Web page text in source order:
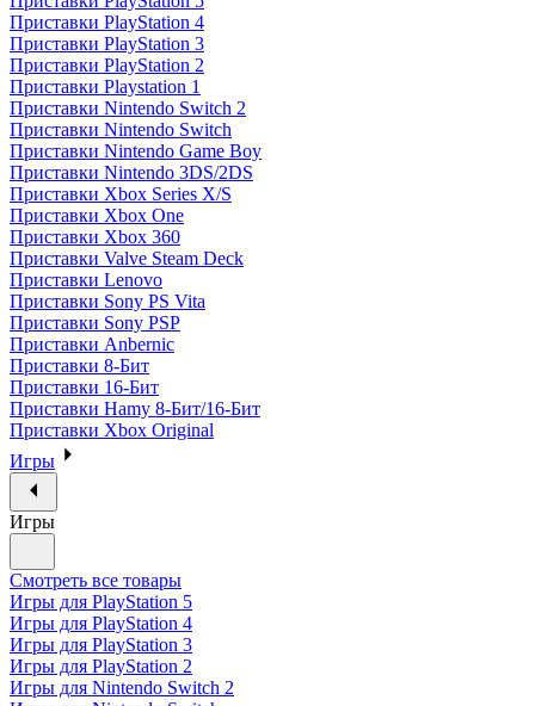
Приставки PlayStation 4
Приставки PlayStation 3
Приставки PlayStation 2
Приставки Playstation 1
Приставки Nintendo Switch 2
Приставки Nintendo Switch
Приставки Nintendo Game Boy
Приставки Nintendo 3DS/2DS
Приставки Xbox Series X/S
Приставки Xbox One
Приставки Xbox 360
Приставки Valve Steam Deck
Приставки Lenovo
Приставки Sony PS Vita
Приставки Sony PSP
Приставки Anbernic
Приставки 8-Бит
Приставки 16-Бит
Приставки Hamy 8-Бит/16-Бит
Приставки Xbox Original
Игры
Игры
Смотреть все товары
Игры для PlayStation 5
Игры для PlayStation 4
Игры для PlayStation 3
Игры для PlayStation 2
Игры для Nintendo Switch 2